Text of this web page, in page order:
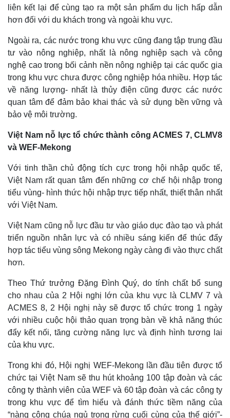
Kinh tế
Bất động sản
Giá vàng
Tiêu dùng
Tỷ giá
Chứng khoán
Giá cà phê
liên kết lại để cùng tạo ra một sản phẩm du lịch hấp dẫn
hơn đối với du khách trong và ngoài khu vực.
Ngoài ra, các nước trong khu vực cũng đang tập trung đầu
tư vào nông nghiệp, nhất là nông nghiệp sạch và công
nghệ cao trong bối cảnh nền nông nghiệp tại các quốc gia
trong khu vực chưa được công nghiệp hóa nhiều. Hợp tác
về năng lượng- nhất là thủy điện cũng được các nước
quan tâm để đảm bảo khai thác và sử dụng bền vững và
bảo vệ môi trường.
Việt Nam nỗ lực tổ chức thành công ACMES 7, CLMV8
và WEF-Mekong
Với tinh thần chủ động tích cực trong hội nhập quốc tế,
Việt Nam rất quan tâm đến những cơ chế hội nhập trong
tiểu vùng- hình thức hội nhập trực tiếp nhất, thiết thân nhất
với Việt Nam.
Việt Nam cũng nỗ lực đầu tư vào giáo dục đào tạo và phát
triển nguồn nhân lực và có nhiều sáng kiến để thúc đẩy
hợp tác tiểu vùng sông Mekong ngày càng đi vào thực chất
hơn.
Theo Thứ trưởng Đặng Đình Quý, do tính chất bổ sung
cho nhau của 2 Hội nghị lớn của khu vực là CLMV 7 và
ACMES 8, 2 Hội nghị này sẽ được tổ chức trong 1 ngày
với nhiều cuộc hội thảo quan trọng bàn về khả năng thúc
đẩy kết nối, tăng cường năng lực và định hình tương lai
của khu vực.
Trong khi đó, Hội nghị WEF-Mekong lần đầu tiên được tổ
chức tại Việt Nam sẽ thu hút khoảng 100 tập đoàn và các
công ty thành viên của WEF và 60 tập đoàn và các công ty
trong khu vực để tìm hiểu và đánh thức tiềm năng của
“nàng công chúa ngủ trong rừng cuối cùng của thế giới”-